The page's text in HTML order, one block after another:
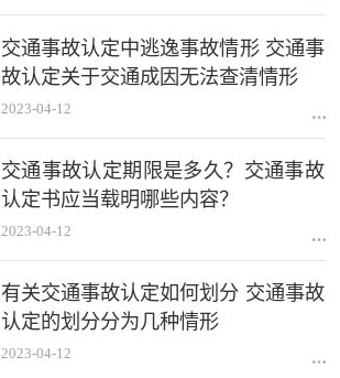
交通事故认定中逃逸事故情形 交通事
故认定关于交通成因无法查清情形
2023-04-12
交通事故认定期限是多久？交通事故
认定书应当载明哪些内容？
2023-04-12
有关交通事故认定如何划分 交通事故
认定的划分分为几种情形
2023-04-12